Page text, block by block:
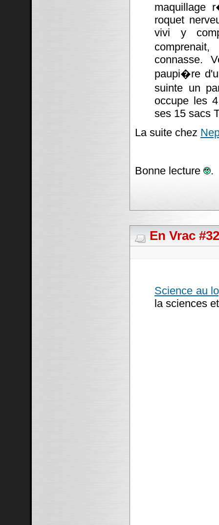
roquet
vivi y
connasse.
paupi�re
suinte un
occupe les
ses 15 sacs
La suite chez
Bonne lecture .
En Vrac
Science au
la sciences